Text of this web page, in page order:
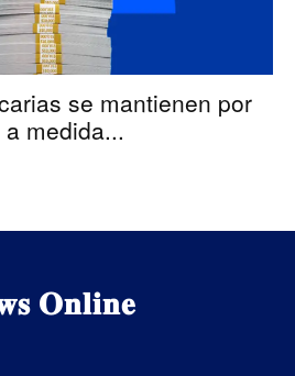
se mantienen por
medida...
𝐎𝐧𝐥𝐢𝐧𝐞